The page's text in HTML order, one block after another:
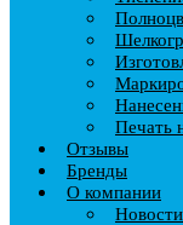
Печать
Отзывы
Бренды
О компании